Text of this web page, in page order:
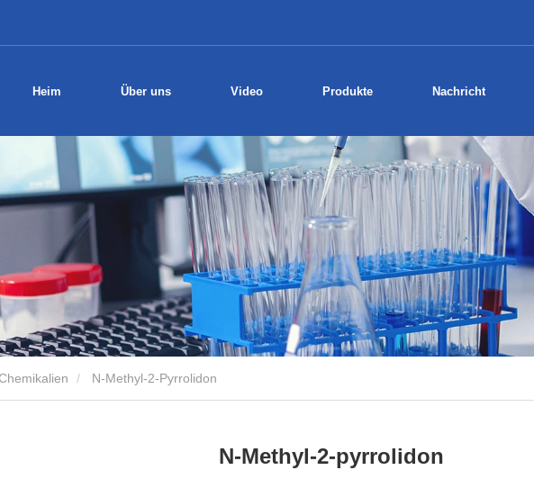
Heim Über uns Video Produkte Nachricht
N-Methyl-2-Pyrrolidon
N-Methyl-2-pyrrolidon